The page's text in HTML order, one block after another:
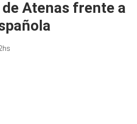
Atenas frente a